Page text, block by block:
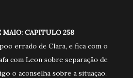
MAIO: CAPITULO 258
errado de Clara, e fica com o
com Leon sobre separação de
o aconselha sobre a situação.